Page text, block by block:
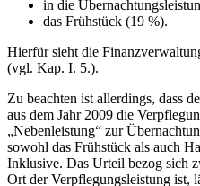
in die
das Frühstück (19 %).
Hierfür sieht die
(vgl. Kap. I. 5.).
Zu beachten ist allerdings, dass
aus dem Jahr 2009 die
„Nebenleistung“ zur
sowohl das Frühstück als auch
Inklusive. Das Urteil bezog sich
Ort der Verpflegungsleistung ist,